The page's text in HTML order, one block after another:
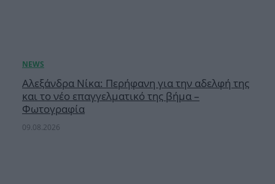
Αλεξάνδρα Νίκα: Περήφανη για την αδελφή της
και το νέο επαγγελματικό της βήμα –
Φωτογραφία
09.08.2026